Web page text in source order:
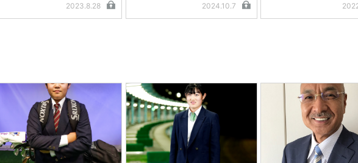
2023.8.28
2024.10.7